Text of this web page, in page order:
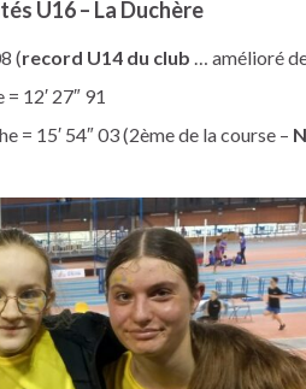
U16 – La Duchère
(record U14 du club … amélioré
12′ 27″ 91
15′ 54″ 03 (2ème de la course –